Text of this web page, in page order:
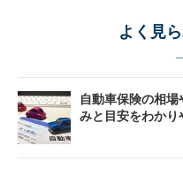
よく見
自動車保険の相
みと目安をわかり